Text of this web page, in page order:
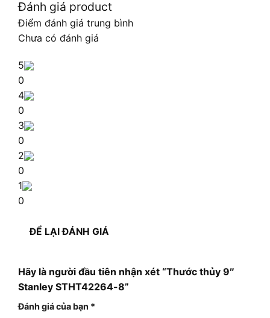
Đánh giá product
Điểm đánh giá trung bình
Chưa có đánh giá
5
0
4
0
3
0
2
0
1
0
ĐỂ LẠI ĐÁNH GIÁ
Hãy là người đầu tiên nhận xét “Thước thủy 9″
Stanley STHT42264-8”
Đánh giá của bạn *